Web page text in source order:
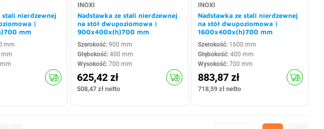
stali nierdzewnej
|
mm
mm
INOXI
Nadstawka ze stali nierdzewnej
na stół dwupoziomowa |
900x400x(h)700 mm
Szerokość: 900 mm
Głębokość: 400 mm
Wysokość: 700 mm
625,42 zł
508,47 zł netto
INOXI
Nadstawka ze stali nierdzewnej
na stół dwupoziomowa |
1600x400x(h)700 mm
Szerokość: 1600 mm
Głębokość: 400 mm
Wysokość: 700 mm
883,87 zł
718,59 zł netto